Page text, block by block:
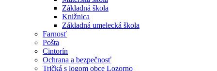
Základná škola
Knižnica
Základná umelecká škola
Farnosť
Pošta
Cintorín
Ochrana a bezpečnosť
Tričká s logom obce Lozorno